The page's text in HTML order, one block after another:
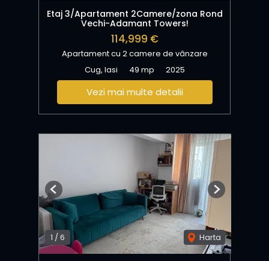
Etaj 3/Apartament 2Camere/zona Rond
Vechi-Adamant Towers!
114,999 €
Apartament cu 2 camere de vânzare
Cug, Iasi
49 mp 2025
Vezi mai multe detalii
1 /6 Harta
Previous Next